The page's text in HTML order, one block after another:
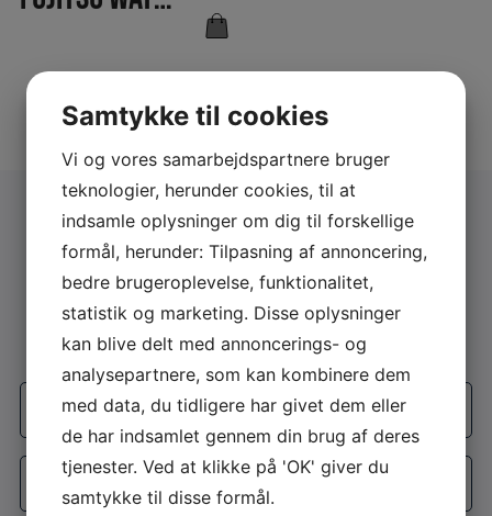
Få et Gratis konsulentbesøg eller et
gratis tilbud
Udfyld formularen og vi kontakter dig
Firmanavn
Navn
Samtykke til cookies
Vi og vores samarbejdspartnere bruger
teknologier, herunder cookies, til at
indsamle oplysninger om dig til forskellige
formål, herunder: Tilpasning af annoncering,
bedre brugeroplevelse, funktionalitet,
statistik og marketing. Disse oplysninger
kan blive delt med annoncerings- og
analysepartnere, som kan kombinere dem
med data, du tidligere har givet dem eller
de har indsamlet gennem din brug af deres
tjenester. Ved at klikke på 'OK' giver du
samtykke til disse formål.